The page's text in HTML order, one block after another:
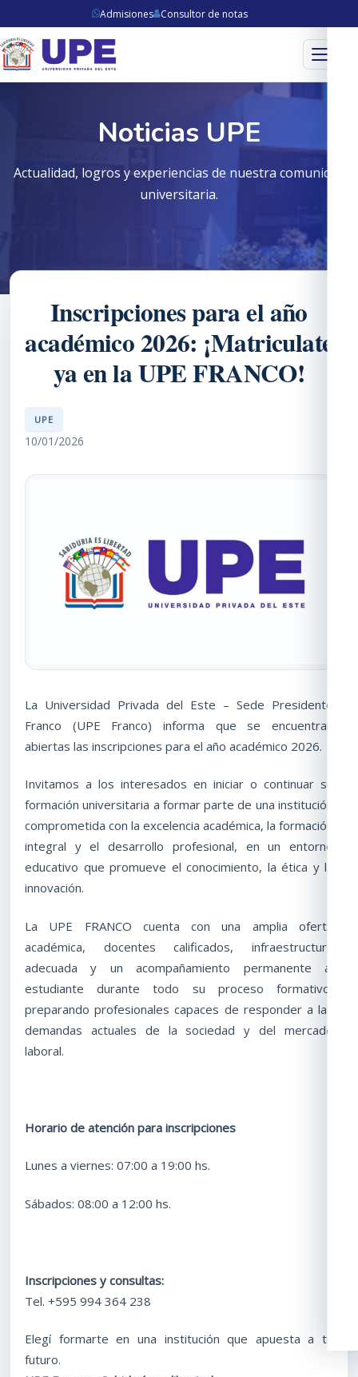
Admisiones Consultor de notas
Menú
Noticias UPE
Actualidad, logros y experiencias de nuestra comunidad
universitaria.
Inscripciones para el año
académico 2026: ¡Matriculate
ya en la UPE FRANCO!
UPE
10/01/2026
La Universidad Privada del Este – Sede Presidente
Franco (UPE Franco) informa que se encuentran
abiertas las inscripciones para el año académico 2026.
Invitamos a los interesados en iniciar o continuar su
formación universitaria a formar parte de una institución
comprometida con la excelencia académica, la formación
integral y el desarrollo profesional, en un entorno
educativo que promueve el conocimiento, la ética y la
innovación.
La UPE FRANCO cuenta con una amplia oferta
académica, docentes calificados, infraestructura
adecuada y un acompañamiento permanente al
estudiante durante todo su proceso formativo,
preparando profesionales capaces de responder a las
demandas actuales de la sociedad y del mercado
laboral.
Horario de atención para inscripciones
Lunes a viernes: 07:00 a 19:00 hs.
Sábados: 08:00 a 12:00 hs.
Inscripciones y consultas:
Tel. +595 994 364 238
Elegí formarte en una institución que apuesta a tu
futuro.